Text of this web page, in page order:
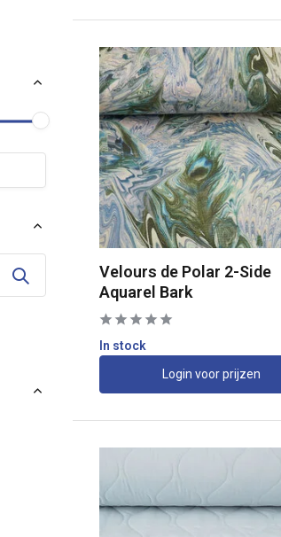
Velours de Polar 2-Side
Aquarel Bark
In stock
Login voor prijzen